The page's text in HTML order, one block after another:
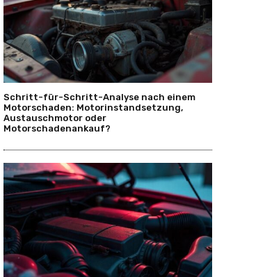
Schritt-für-Schritt-Analyse nach einem
Motorschaden: Motorinstandsetzung,
Austauschmotor oder
Motorschadenankauf?